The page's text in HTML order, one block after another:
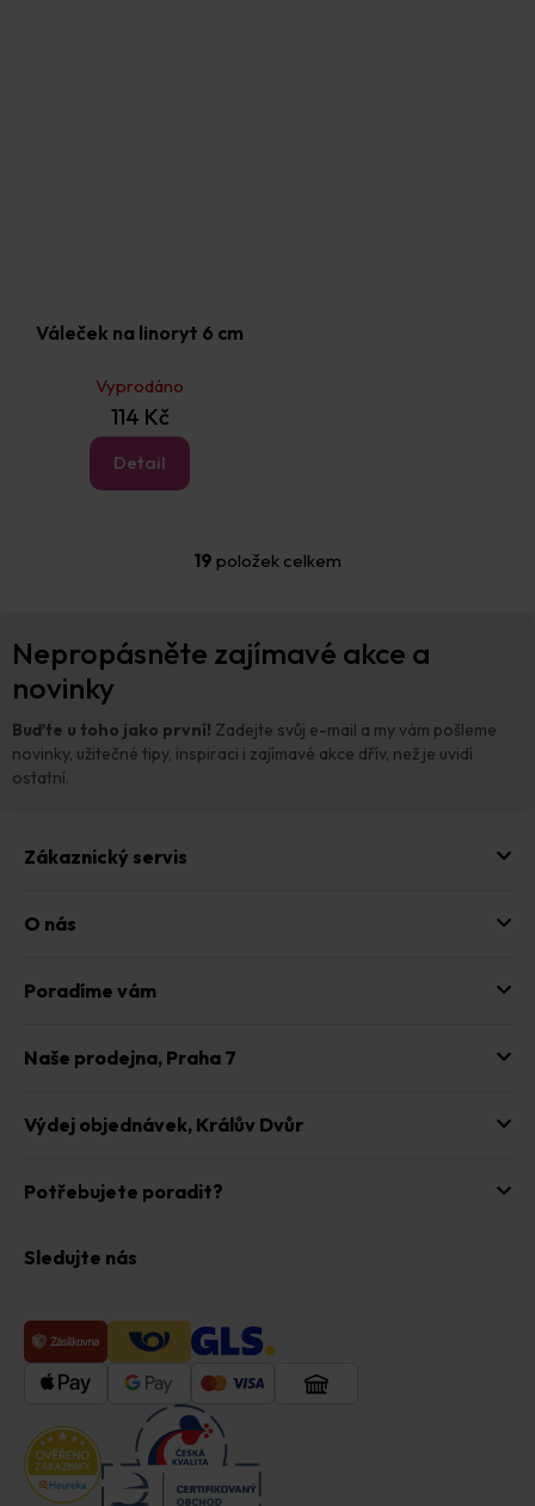
Váleček na linoryt 6 cm
Vyprodáno
114 Kč
Detail
O
d
í
p
19 položek celkem
Nepropásněte zajímavé akce a
novinky
Buďte u toho jako první! Zadejte svůj e-mail a my vám pošleme
novinky, užitečné tipy, inspiraci i zajímavé akce dřív, než je uvidí
ostatní.
Zákaznický servis
O nás
Poradíme vám
Naše prodejna, Praha 7
Výdej objednávek, Králův Dvůr
Potřebujete poradit?
Sledujte nás